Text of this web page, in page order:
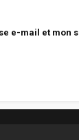
e-mail et mon